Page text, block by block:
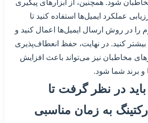
شود. همچنین، از ابزارهای پیگیری
عملکرد ایمیل‌ها استفاده کنید تا
را در روش ارسال ایمیل‌ها اعمال کنید و
بیشتر کنید. در نهایت، حفظ انعطاف‌پذیری
مخاطبان نیز می‌تواند باعث افزایش
و برند شما شود.
باید در نظر گرفت تا
به زمان مناسبی